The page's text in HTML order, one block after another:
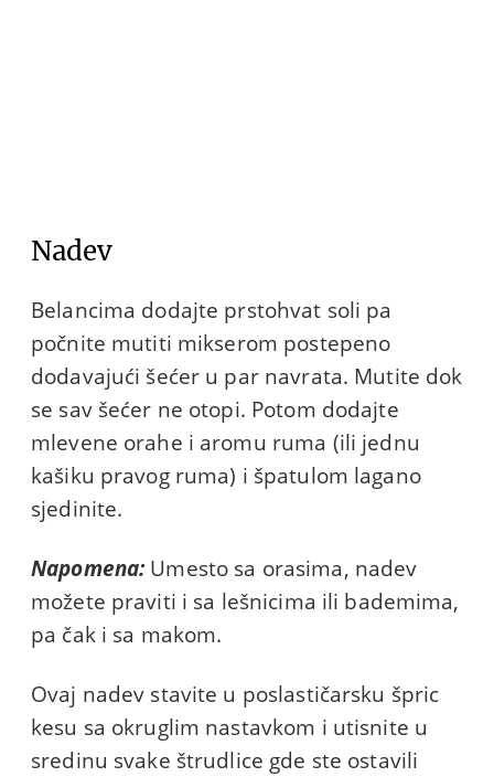
Nadev
Belancima dodajte prstohvat soli pa
počnite mutiti mikserom postepeno
dodavajući šećer u par navrata. Mutite dok
se sav šećer ne otopi. Potom dodajte
mlevene orahe i aromu ruma (ili jednu
kašiku pravog ruma) i špatulom lagano
sjedinite.
Napomena:Umesto sa orasima, nadev
možete praviti i sa lešnicima ili bademima,
pa čak i sa makom.
Ovaj nadev stavite u poslastičarsku špric
kesu sa okruglim nastavkom i utisnite u
sredinu svake štrudlice gde ste ostavili